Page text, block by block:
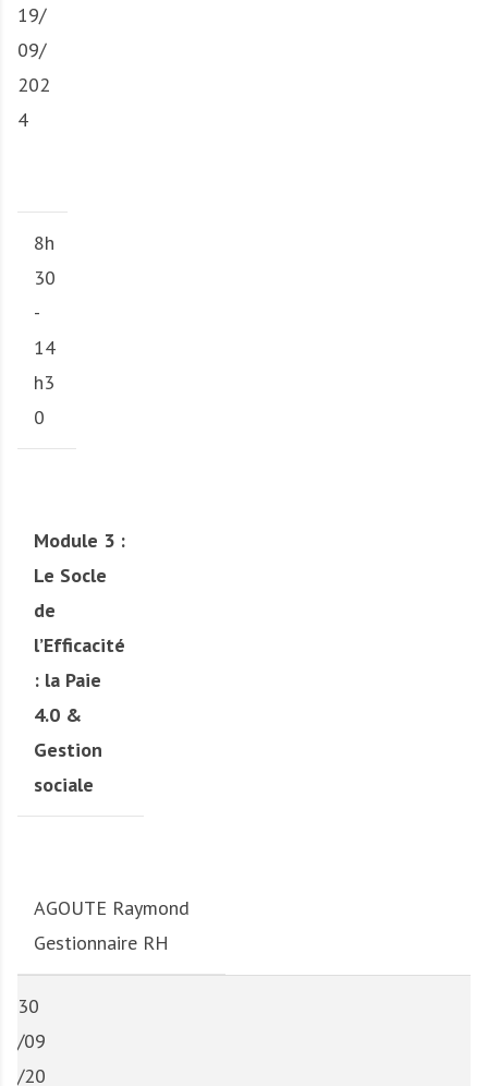
19/
09/
202
4
8h
30
-
14
h3
0
Module 3 :
Le Socle
de
l’Efficacité
: la Paie
4.0 &
Gestion
sociale
AGOUTE Raymond
Gestionnaire RH
30
/09
/20